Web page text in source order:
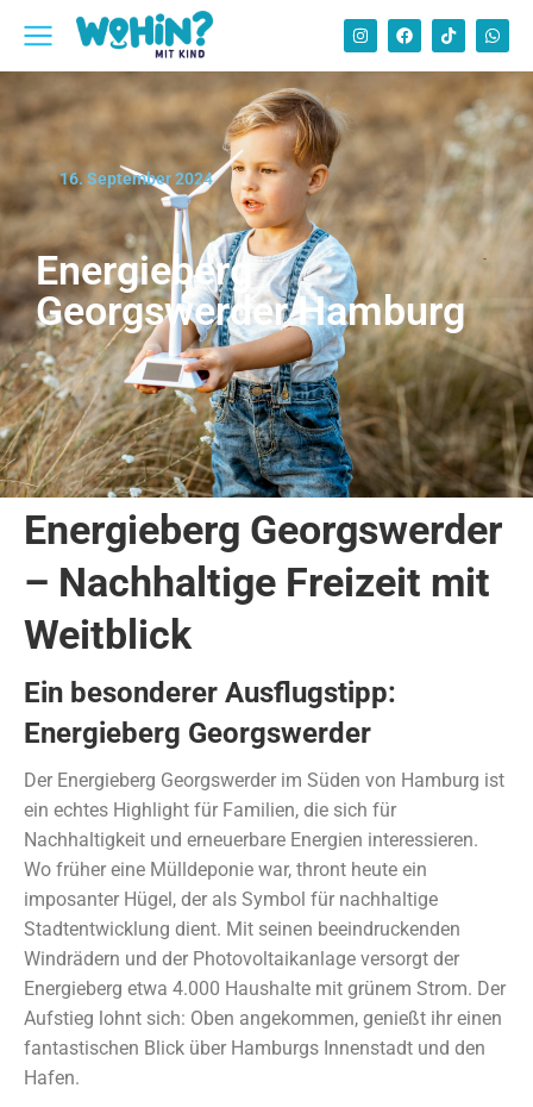
16. September 2024
Energieberg
Georgswerder Hamburg
Energieberg Georgswerder
– Nachhaltige Freizeit mit
Weitblick
Ein besonderer Ausflugstipp:
Energieberg Georgswerder
Der Energieberg Georgswerder im Süden von Hamburg ist
ein echtes Highlight für Familien, die sich für
Nachhaltigkeit und erneuerbare Energien interessieren.
Wo früher eine Mülldeponie war, thront heute ein
imposanter Hügel, der als Symbol für nachhaltige
Stadtentwicklung dient. Mit seinen beeindruckenden
Windrädern und der Photovoltaikanlage versorgt der
Energieberg etwa 4.000 Haushalte mit grünem Strom. Der
Aufstieg lohnt sich: Oben angekommen, genießt ihr einen
fantastischen Blick über Hamburgs Innenstadt und den
Hafen.